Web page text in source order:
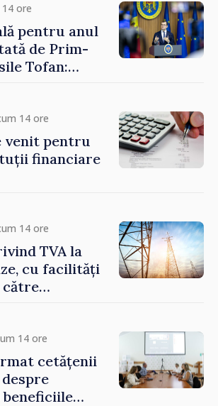
ore
pentru anul
de Prim-
Tofan:
14 ore
venit pentru
financiare
14 ore
TVA la
cu facilități
14 ore
cetățenii